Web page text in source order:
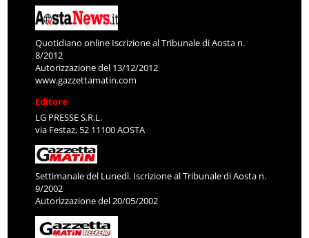
Quotidiano online Iscrizione al Tribunale di Aosta n.
8/2012
Autorizzazione del 13/12/2012
www.gazzettamatin.com
Editore
LG PRESSE S.R.L.
via Festaz, 52 11100 AOSTA
Settimanale del Lunedì. Iscrizione al Tribunale di Aosta n.
9/2002
Autorizzazione del 20/05/2002